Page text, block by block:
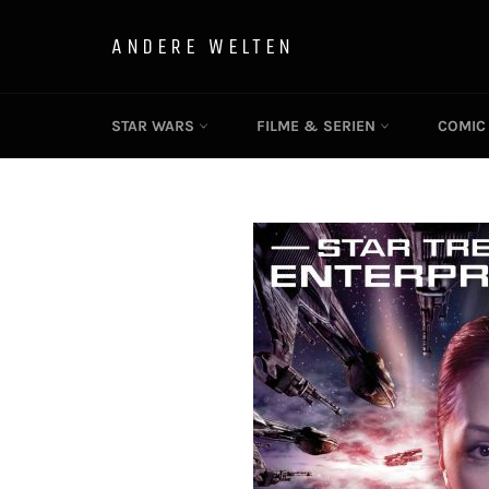
ANDERE WELTEN
STAR WARS FILME & SERIEN COMIC